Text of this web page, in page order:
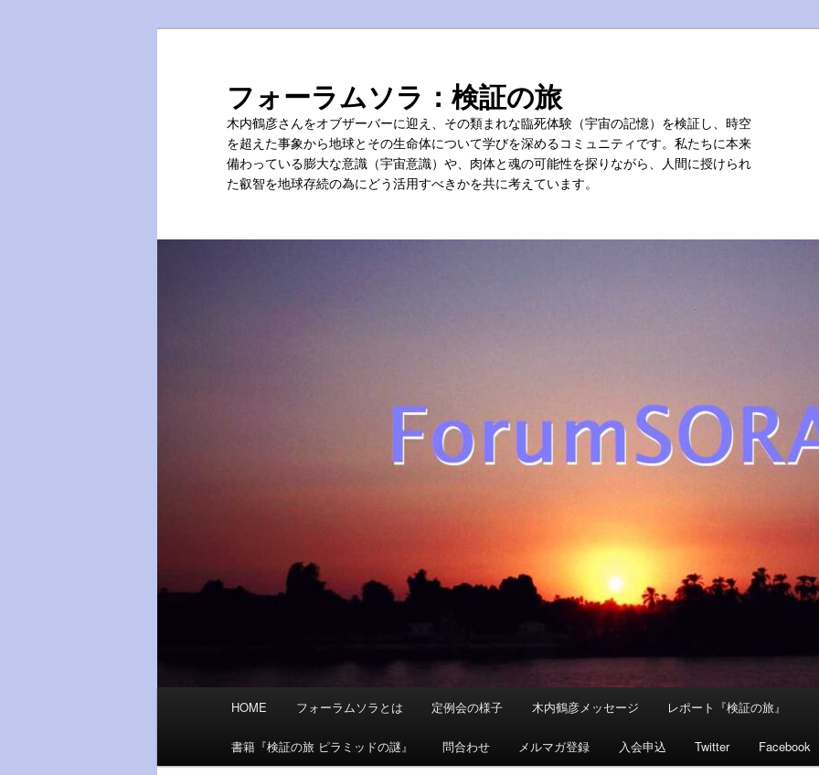
フォーラムソラ：検証の旅
木内鶴彦さんをオブザーバーに迎え、その類まれな臨死体験（宇宙の記憶）を検証し、時空
を超えた事象から地球とその生命体について学びを深めるコミュニティです。私たちに本来
備わっている膨大な意識（宇宙意識）や、肉体と魂の可能性を探りながら、人間に授けられ
た叡智を地球存続の為にどう活用すべきかを共に考えています。
メ
HOME フォーラムソラとは 定例会の様子 木内鶴彦メッセージ レポート『検証の旅』
書籍『検証の旅 ピラミッドの謎』 問合わせ メルマガ登録 入会申込 Twitter Facebook